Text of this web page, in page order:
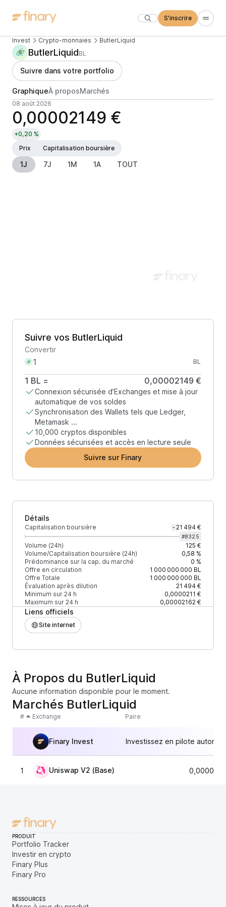
S'inscrire
Invest Crypto-monnaies ButlerLiquid
ButlerLiquidBL
Suivre dans votre portfolio
GraphiqueÀ proposMarchés
08 août 2026
0,00002149 €
+0,20 %
Prix
Capitalisation boursière
1J 7J 1M 1A TOUT
Suivre vos ButlerLiquid
Convertir
BL
1 BL = 0,00002149 €
Connexion sécurisée d’Exchanges et mise à jour
automatique de vos soldes
Synchronisation des Wallets tels que Ledger,
Metamask ...
10,000 cryptos disponibles
Données sécurisées et accès en lecture seule
Suivre sur Finary
Détails
Capitalisation boursière - 21 494 €
#8325
Volume (24h)
125 €
Volume/Capitalisation boursière (24h)
0,58 %
Prédominance sur la cap. du marché
0 %
Offre en circulation
1 000 000 000 BL
Offre Totale
1 000 000 000 BL
Évaluation après dilution
21 494 €
Minimum sur 24 h
0,0000211 €
Maximum sur 24 h
0,00002162 €
Liens officiels
Site internet
À Propos du ButlerLiquid
Aucune information disponible pour le moment.
Marchés ButlerLiquid
# Exchange Paire
Finary Invest Investissez en pilote
1 Uniswap V2 (Base)
PRODUIT
Portfolio Tracker
Investir en crypto
Finary Plus
Finary Pro
RESSOURCES